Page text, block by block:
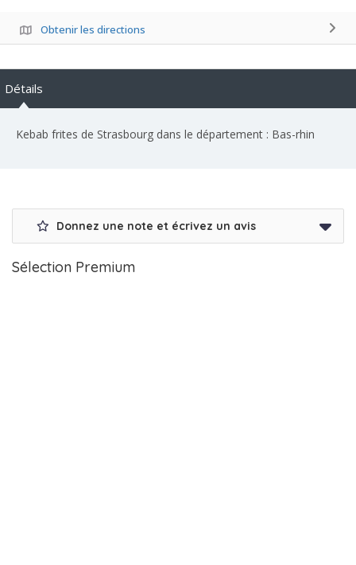
Obtenir les directions
Détails
Kebab frites de Strasbourg dans le département : Bas-rhin
Donnez une note et écrivez un avis
Sélection Premium